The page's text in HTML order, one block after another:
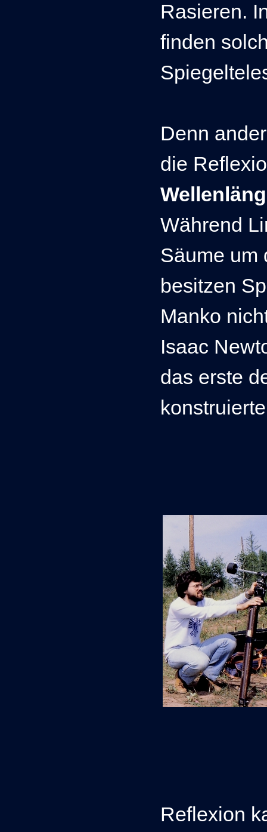
Rasieren.
finden
Denn
die
Während
Säume um
besitzen
Manko
Isaac
das erste
Reflexion